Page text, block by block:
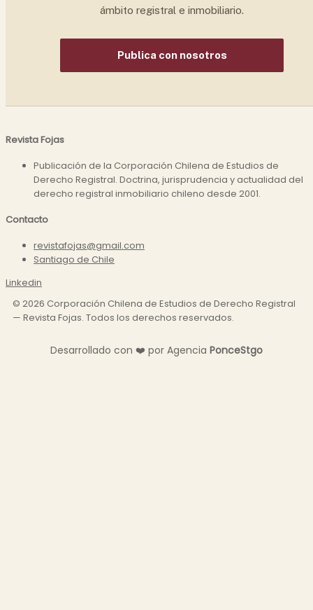
ámbito registral e inmobiliario.
Publica con nosotros
Revista Fojas
Publicación de la Corporación Chilena de Estudios de
Derecho Registral. Doctrina, jurisprudencia y actualidad del
derecho registral inmobiliario chileno desde 2001.
Contacto
revistafojas@gmail.com
Santiago de Chile
Linkedin
© 2026 Corporación Chilena de Estudios de Derecho Registral
— Revista Fojas. Todos los derechos reservados.
Desarrollado con ❤️ por Agencia PonceStgo